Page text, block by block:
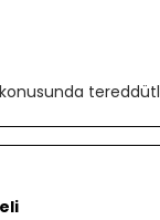
konusunda